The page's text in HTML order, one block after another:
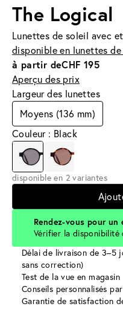
The Logical
Lunettes de soleil avec
disponible en lunettes de
à partir deCHF 195
Aperçu des prix
Largeur des lunettes
Moyens (136 mm)
Couleur : Black
disponible en 2 variantes
Rendez-vous pour
Vérifier la disponibilité
Délai de livraison de 3–5
sans correction)
Test de la vue en magasin
Conseils personnalisés
Garantie de satisfaction